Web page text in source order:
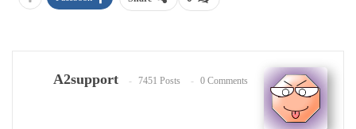
A2support 7451 Posts 0 Comments